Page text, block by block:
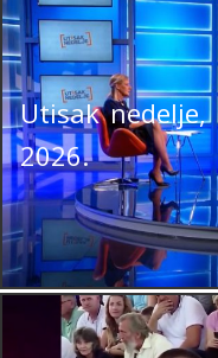
Utisak
2026.